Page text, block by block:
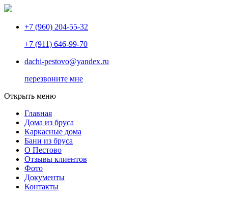
+7 (960) 204-55-32
+7 (911) 646-99-70
dachi-pestovo@yandex.ru
перезвоните мне
Открыть меню
Главная
Дома из бруса
Каркасные дома
Бани из бруса
О Пестово
Отзывы клиентов
Фото
Документы
Контакты